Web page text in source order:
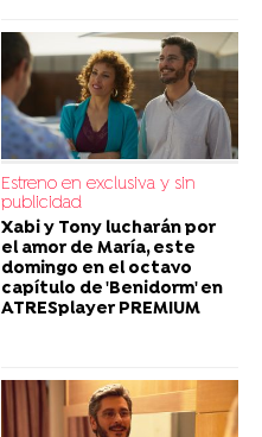
Estreno en exclusiva y sin
publicidad
Xabi y Tony lucharán por
el amor de María, este
domingo en el octavo
capítulo de 'Benidorm' en
ATRESplayer PREMIUM